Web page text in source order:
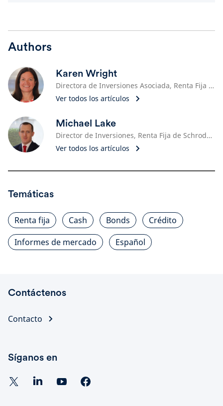
Authors
Karen Wright
Directora de Inversiones Asociada, Renta Fija Global sin Restricciones de Schroders
Ver todos los artículos
Michael Lake
Director de Inversiones, Renta Fija de Schroders
Ver todos los artículos
Temáticas
Renta fija Cash Bonds
Crédito
Informes de mercado
Español
Contáctenos
Contacto
Síganos en